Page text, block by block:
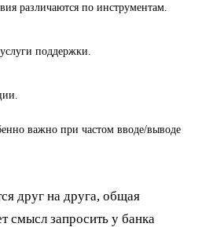
различаются по инструментам.
поддержки.
важно при частом вводе/выводе
друг на друга, общая
смысл запросить у банка